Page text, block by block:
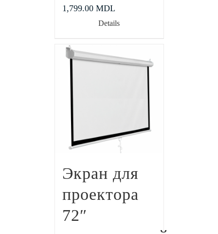
1,799.00 MDL
Details
Экран для
проектора
72″